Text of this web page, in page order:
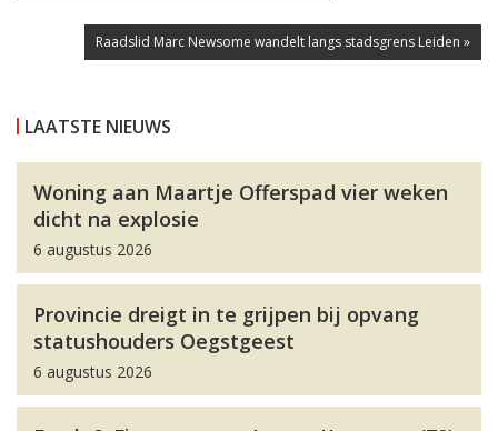
Raadslid Marc Newsome wandelt langs stadsgrens Leiden »
LAATSTE NIEUWS
Woning aan Maartje Offerspad vier weken
dicht na explosie
6 augustus 2026
Provincie dreigt in te grijpen bij opvang
statushouders Oegstgeest
6 augustus 2026